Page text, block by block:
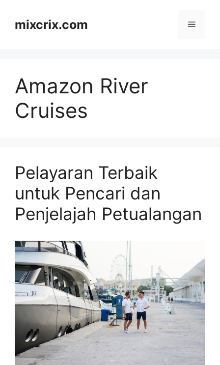
contentmixcrix.com Menu
Amazon River
Cruises
Pelayaran Terbaik
untuk Pencari dan
Penjelajah Petualangan